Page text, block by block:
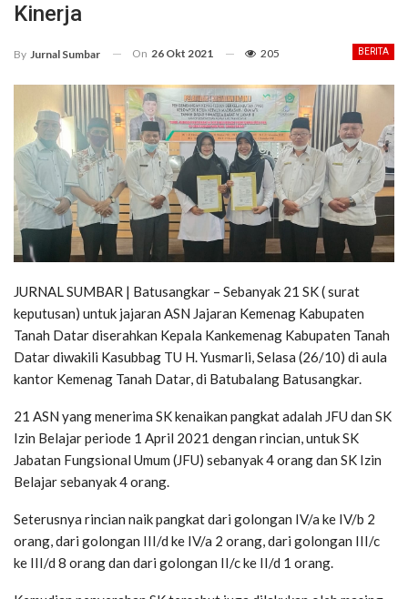
Kinerja
BERITA
By Jurnal Sumbar On 26 Okt 2021 205
JURNAL SUMBAR | Batusangkar – Sebanyak 21 SK ( surat
keputusan) untuk jajaran ASN Jajaran Kemenag Kabupaten
Tanah Datar diserahkan Kepala Kankemenag Kabupaten Tanah
Datar diwakili Kasubbag TU H. Yusmarli, Selasa (26/10) di aula
kantor Kemenag Tanah Datar, di Batubalang Batusangkar.
21 ASN yang menerima SK kenaikan pangkat adalah JFU dan SK
Izin Belajar periode 1 April 2021 dengan rincian, untuk SK
Jabatan Fungsional Umum (JFU) sebanyak 4 orang dan SK Izin
Belajar sebanyak 4 orang.
Seterusnya rincian naik pangkat dari golongan IV/a ke IV/b 2
orang, dari golongan III/d ke IV/a 2 orang, dari golongan III/c
ke III/d 8 orang dan dari golongan II/c ke II/d 1 orang.